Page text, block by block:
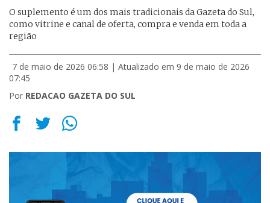
O suplemento é um dos mais tradicionais da Gazeta do Sul,
como vitrine e canal de oferta, compra e venda em toda a
região
7 de maio de 2026 06:58 | Atualizado em 9 de maio de 2026
07:45
Por REDACAO GAZETA DO SUL